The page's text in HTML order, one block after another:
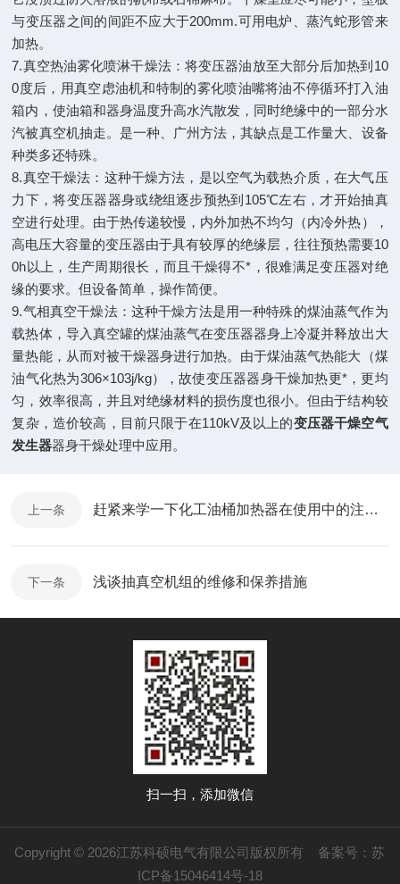
与变压器之间的间距不应大于200mm.可用电炉、蒸汽蛇形管来
加热。
7.真空热油雾化喷淋干燥法：将变压器油放至大部分后加热到10
0度后，用真空虑油机和特制的雾化喷油嘴将油不停循环打入油
箱内，使油箱和器身温度升高水汽散发，同时绝缘中的一部分水
汽被真空机抽走。是一种、广州方法，其缺点是工作量大、设备
种类多还特殊。
8.真空干燥法：这种干燥方法，是以空气为载热介质，在大气压
力下，将变压器器身或绕组逐步预热到105℃左右，才开始抽真
空进行处理。由于热传递较慢，内外加热不均匀（内冷外热），
高电压大容量的变压器由于具有较厚的绝缘层，往往预热需要10
0h以上，生产周期很长，而且干燥得不*，很难满足变压器对绝
缘的要求。但设备简单，操作简便。
9.气相真空干燥法：这种干燥方法是用一种特殊的煤油蒸气作为
载热体，导入真空罐的煤油蒸气在变压器器身上冷凝并释放出大
量热能，从而对被干燥器身进行加热。由于煤油蒸气热能大（煤
油气化热为306×103j/kg），故使变压器器身干燥加热更*，更均
匀，效率很高，并且对绝缘材料的损伤度也很小。但由于结构较
复杂，造价较高，目前只限于在110kV及以上的变压器干燥空气
发生器器身干燥处理中应用。
上一条 赶紧来学一下化工油桶加热器在使用中的注意事项
下一条 浅谈抽真空机组的维修和保养措施
扫一扫，添加微信
Copyright © 2026江苏科硕电气有限公司版权所有 备案号：苏
ICP备15046414号-18